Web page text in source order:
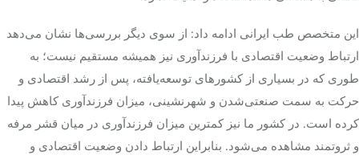
خرید موتور ایمپلنت
این متخصص طب ایرانی ادامه داد: از سوی دیگر بررسی‌ها نشان می‌دهد
ارتباط وضعیت اقتصادی با فرزندآوری نیز همیشه مستقیم نیست؛ به
طوری که در بسیاری از کشورهای توسعه‌یافته، پس از رشد اقتصادی و
حرکت به سمت صنعتی‌شدن و شهرنشینی، میزان فرزندآوری کاهش پیدا
کرده است. در کشور ما نیز کمترین میزان فرزندآوری در میان قشر مرفه
و ثروتمند مشاهده می‌شود. بنابراین ارتباط دادن وضعیت اقتصادی و